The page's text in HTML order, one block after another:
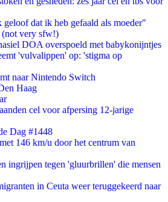
dat ik heb gefaald als moeder"
very sfw!)
DOA overspoeld met babykonijntjes
'vulvalippen' op: 'stigma op
naar Nintendo Switch
Haag
cel voor afpersing 12-jarige
Dag #1448
146 km/u door het centrum van
ingrijpen tegen 'gluurbrillen' die mensen
in Ceuta weer teruggekeerd naar